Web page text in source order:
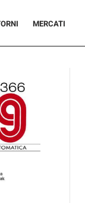
MERCATI